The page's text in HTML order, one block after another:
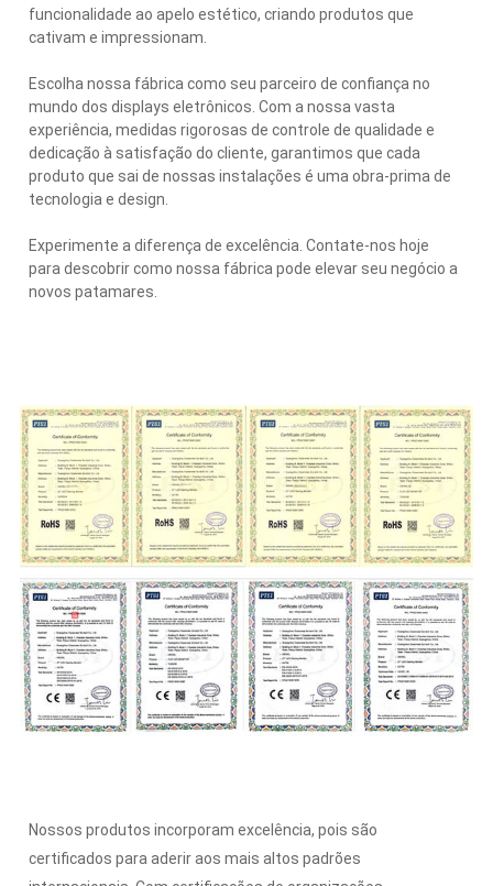
funcionalidade ao apelo estético, criando produtos que
cativam e impressionam.
Escolha nossa fábrica como seu parceiro de confiança no
mundo dos displays eletrônicos. Com a nossa vasta
experiência, medidas rigorosas de controle de qualidade e
dedicação à satisfação do cliente, garantimos que cada
produto que sai de nossas instalações é uma obra-prima de
tecnologia e design.
Experimente a diferença de excelência. Contate-nos hoje
para descobrir como nossa fábrica pode elevar seu negócio a
novos patamares.
Nossos produtos incorporam excelência, pois são
certificados para aderir aos mais altos padrões